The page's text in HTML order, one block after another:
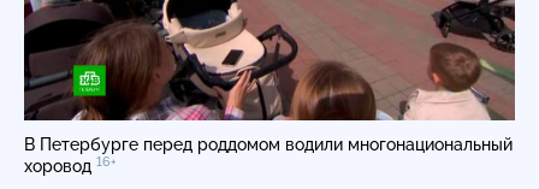
В Петербурге перед роддомом водили многонациональный
хоровод 16+